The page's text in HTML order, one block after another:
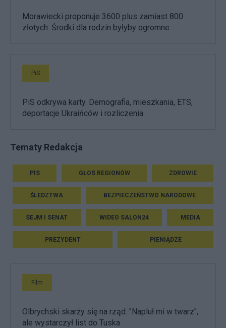
Morawiecki proponuje 3600 plus zamiast 800
złotych. Środki dla rodzin byłyby ogromne
PiS
PiS odkrywa karty. Demografia, mieszkania, ETS,
deportacje Ukraińców i rozliczenia
Tematy Redakcja
PIS GŁOS REGIONÓW ZDROWIE
ŚLEDZTWA BEZPIECZEŃSTWO NARODOWE
SEJM I SENAT WIDEO SALON24 MEDIA
PREZYDENT PIENIĄDZE
Film
Olbrychski skarży się na rząd. "Napluł mi w twarz",
ale wystarczył list do Tuska